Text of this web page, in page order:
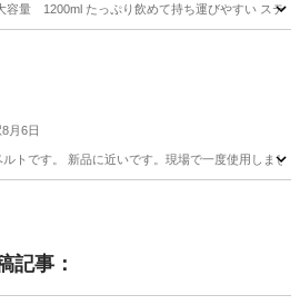
量 1200ml たっぷり飲めて持ち運びやすい ステン
8月6日
トです。 新品に近いです。現場で一度使用しまし
記事：